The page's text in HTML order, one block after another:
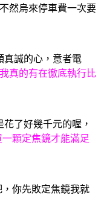
然烏來停車費一次要
真誠的心，意者電
我真的有在徹底執行比
了好幾千元的喔，
顆定焦鏡才能滿足
，你先敗定焦鏡我就